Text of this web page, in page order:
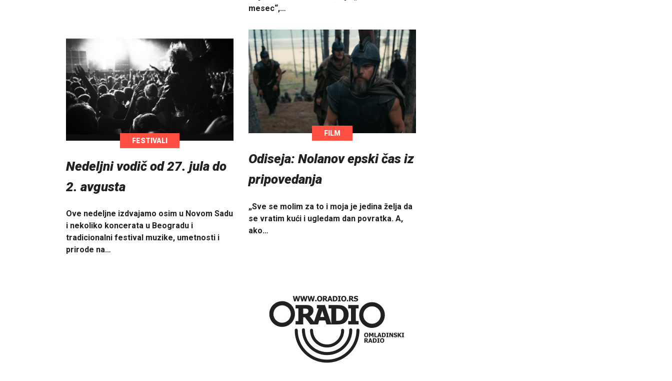
mesec“,…
FESTIVALI
Nedeljni vodič od 27. jula do
2. avgusta
Ove nedeljne izdvajamo osim u Novom Sadu
i nekoliko koncerata u Beogradu i
tradicionalni festival muzike, umetnosti i
prirode na…
FILM
Odiseja: Nolanov epski čas iz
pripovedanja
„Sve se molim za to i moja je jedina želja da
se vratim kući i ugledam dan povratka. A,
ako…